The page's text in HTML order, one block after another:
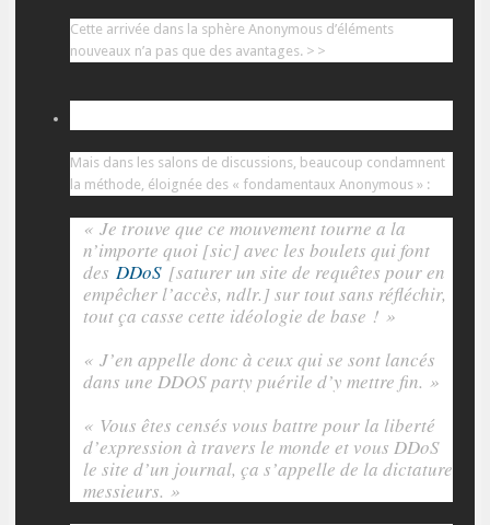
Cette arrivée dans la sphère Anonymous d’éléments
nouveaux n’a pas que des avantages. >>
Mais dans les salons de discussions, beaucoup condamnent
la méthode, éloignée des « fondamentaux Anonymous » :
« Je trouve que ce mouvement tourne a la
n’importe quoi [sic] avec les boulets qui font
des DDoS [saturer un site de requêtes pour en
empêcher l’accès, ndlr.] sur tout sans réfléchir,
tout ça casse cette idéologie de base ! »
« J’en appelle donc à ceux qui se sont lancés
dans une DDOS party puérile d’y mettre fin. »
« Vous êtes censés vous battre pour la liberté
d’expression à travers le monde et vous DDoS
le site d’un journal, ça s’appelle de la dictature
messieurs. »